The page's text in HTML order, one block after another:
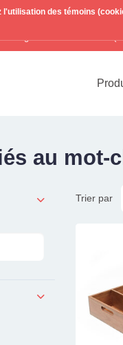
au mot-
Trier par
des témoins